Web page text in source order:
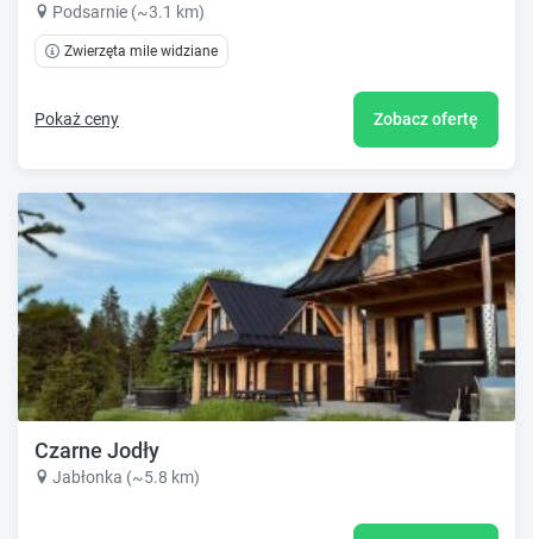
Podsarnie (~3.1 km)
Zwierzęta mile widziane
Pokaż ceny Zobacz ofertę
Czarne Jodły
Jabłonka (~5.8 km)